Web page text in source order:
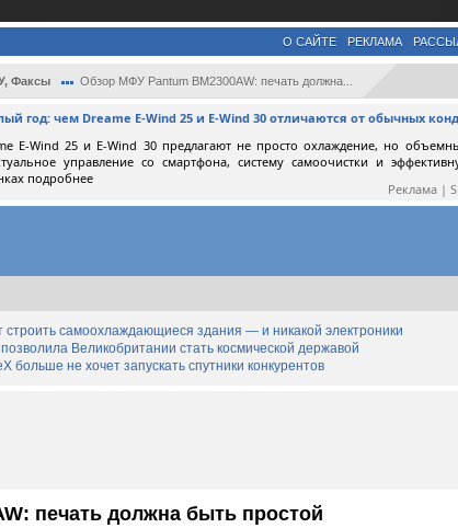
О САЙТЕ РЕКЛАМА
Факсы Обзор МФУ Pantum BM2300AW: печать должна...
год: чем Dreame E-Wind 25 и E-Wind 30 отличаются от обычных
E-Wind 25 и E-Wind 30 предлагают не просто охлаждение, но
управление со смартфона, систему самоочистки и
подробнее
Реклама |
строить самоохлаждающиеся здания — и никакой электроники
Великобритании стать космической державой
больше не хочет запускать спутники конкурентов
печать должна быть простой